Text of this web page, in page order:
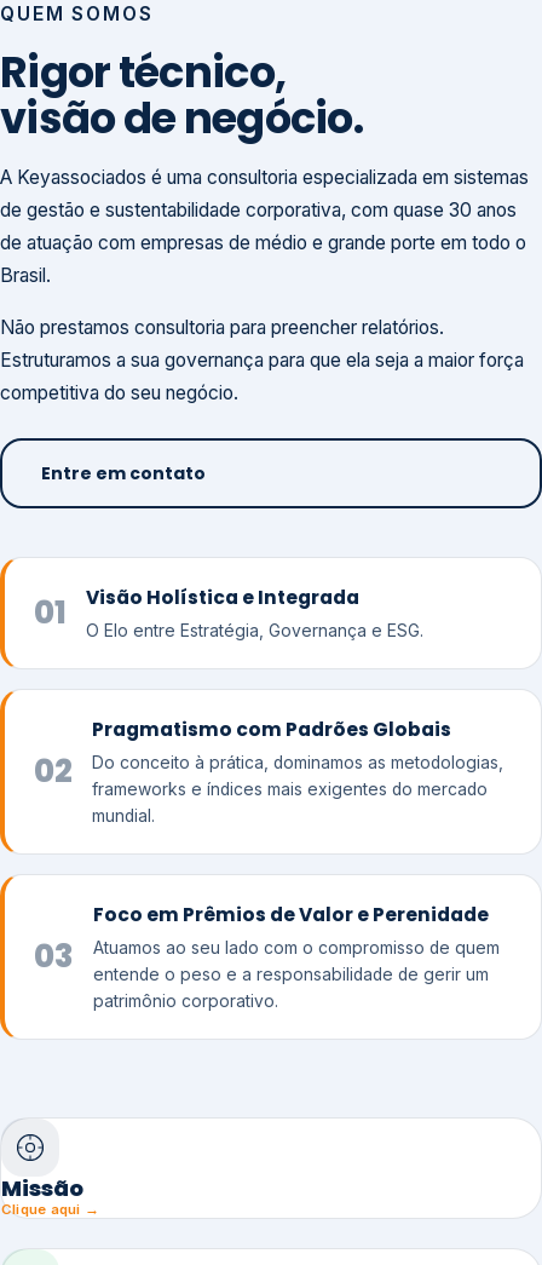
QUEM SOMOS
Rigor técnico,
visão de negócio.
A Keyassociados é uma consultoria especializada em sistemas
de gestão e sustentabilidade corporativa, com quase 30 anos
de atuação com empresas de médio e grande porte em todo o
Brasil.
Não prestamos consultoria para preencher relatórios.
Estruturamos a sua governança para que ela seja a maior força
competitiva do seu negócio.
Entre em contato
01 Visão Holística e Integrada
O Elo entre Estratégia, Governança e ESG.
02
Pragmatismo com Padrões Globais
Do conceito à prática, dominamos as metodologias,
frameworks e índices mais exigentes do mercado
mundial.
03
Foco em Prêmios de Valor e Perenidade
Atuamos ao seu lado com o compromisso de quem
entende o peso e a responsabilidade de gerir um
patrimônio corporativo.
Missão
Clique aqui →